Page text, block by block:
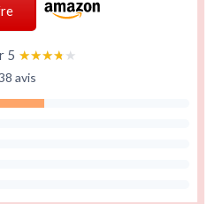
5 ★★★★★
★★★★★
avis